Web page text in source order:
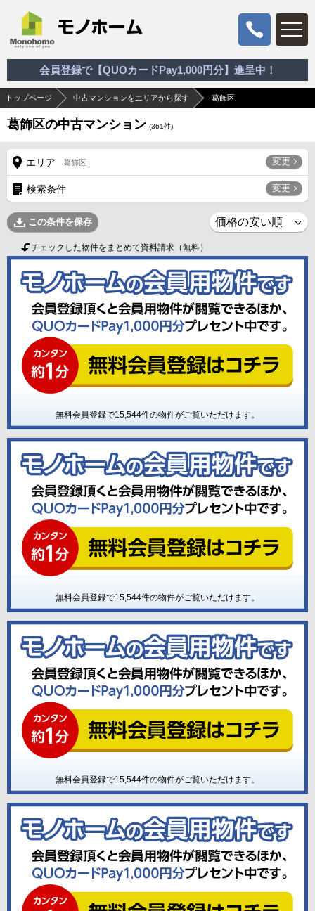
会員登録で【QUOカードPay1,000円分】進呈中！
トップページ 中古マンションをエリアから探す 葛飾区
葛飾区の中古マンション (361件)
エリア 葛飾区 変更
検索条件 変更
この条件を保存
チェックした物件をまとめて資料請求（無料）
無料会員登録で15,544件の物件がご覧いただけます。
無料会員登録で15,544件の物件がご覧いただけます。
無料会員登録で15,544件の物件がご覧いただけます。